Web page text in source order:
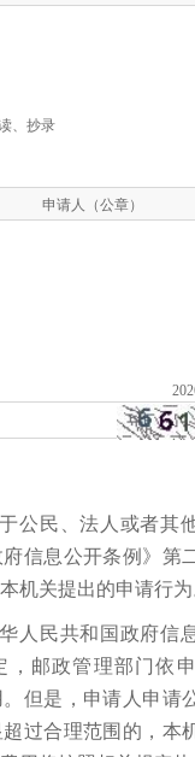
、抄录
申请人（公章）
公民、法人或者其
信息公开条例》第
机关提出的申请行为
人民共和国政府信
，邮政管理部门依
但是，申请人申请
过合理范围的，本